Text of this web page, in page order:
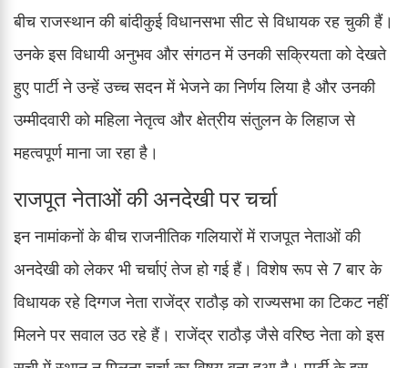
बीच राजस्थान की बांदीकुई विधानसभा सीट से विधायक रह चुकी हैं।
उनके इस विधायी अनुभव और संगठन में उनकी सक्रियता को देखते
हुए पार्टी ने उन्हें उच्च सदन में भेजने का निर्णय लिया है और उनकी
उम्मीदवारी को महिला नेतृत्व और क्षेत्रीय संतुलन के लिहाज से
महत्वपूर्ण माना जा रहा है।
राजपूत नेताओं की अनदेखी पर चर्चा
इन नामांकनों के बीच राजनीतिक गलियारों में राजपूत नेताओं की
अनदेखी को लेकर भी चर्चाएं तेज हो गई हैं। विशेष रूप से 7 बार के
विधायक रहे दिग्गज नेता राजेंद्र राठौड़ को राज्यसभा का टिकट नहीं
मिलने पर सवाल उठ रहे हैं। राजेंद्र राठौड़ जैसे वरिष्ठ नेता को इस